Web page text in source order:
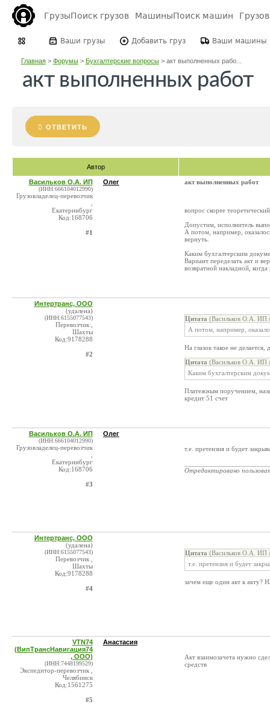
ГрузыПоиск грузов МашиныПоиск машин
Ваши грузы Добавить груз Ваши машины
Главная> Форумы> Бухгалтерские вопросы> акт выполненных рабо...
акт выполненных работ
ОТВЕТИТЬ
Автор
Васильков О.А. ИП
(ИНН:666104012990)
Грузовладелец-перевозчик
Екатеринбург
Код:168706
#1
Олег акт выполненных работ
вопрос скорее
Допустим, исполнитель
А потом, например,
вернуть.
Каким бухгалтерским
Вариант переделать акт и
возвратной накладной,
Интертранс, ООО
(удалена)
(ИНН:6155077543)
Перевозчик ,
Шахты
Код:9178288
#2
Цитата (Васильков О.А. ИП
А потом, например,
На глазок такое не
Цитата (Васильков О.А. ИП
Каким бухгалтерским
Платежным поручением,
кредит 51 счет
Васильков О.А. ИП
(ИНН:666104012990)
Грузовладелец-перевозчик
Екатеринбург
Код:168706
#3
Олег
т.е. претензия и будет
Отредактировано
Интертранс, ООО
(удалена)
(ИНН:6155077543)
Перевозчик ,
Шахты
Код:9178288
#4
Цитата (Васильков О.А. ИП
т.е. претензия и будет
зачем еще один акт к акту?
VTN74
(ВипТрансНавигация74
, ООО)
(ИНН:7448199529)
Экспедитор-перевозчик ,
Челябинск
Код:1561275
#5
Анастасия
Акт взаимозачета нужно
средств